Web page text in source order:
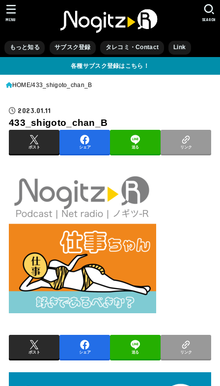
もっと知る サブスク登録 タレコミ・Contact Link
SEARCH
MENU
各種サブスク登録はこちら！
HOME 433_shigoto_chan_B
2023.01.11
433_shigoto_chan_B
ポスト シェア 送る リンク
ポスト シェア 送る リンク